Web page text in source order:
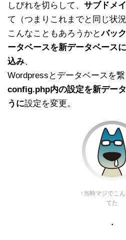
しびれを切らして、 サブドメ
て（つまりこれまでと同じ状
こんなこともあろうかとバッ
ータベースを新データベース
込み、
Wordpressとデータベースを
config.php内の設定を新デー
うに設定を変更。
↑当時マジでこ
てた
・